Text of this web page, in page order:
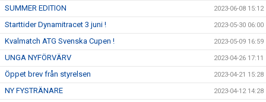
SUMMER EDITION 2023-06-08 15:12
Starttider Dynamitracet 3 juni ! 2023-05-30 06:00
Kvalmatch ATG Svenska Cupen ! 2023-05-09 16:59
UNGA NYFÖRVÄRV 2023-04-26 17:11
Öppet brev från styrelsen 2023-04-21 15:28
NY FYSTRÄNARE 2023-04-12 14:28